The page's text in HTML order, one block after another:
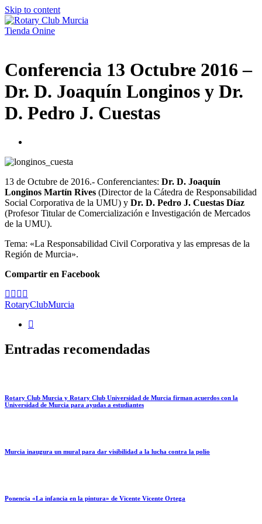
Skip to content
Tienda Onine
Conferencia 13 Octubre 2016 –
Dr. D. Joaquín Longinos y Dr.
D. Pedro J. Cuestas
13 de Octubre de 2016.- Conferenciantes: Dr. D. Joaquín
Longinos Martín Rives (Director de la Cátedra de Responsabilidad
Social Corporativa de la UMU) y Dr. D. Pedro J. Cuestas Díaz
(Profesor Titular de Comercialización e Investigación de Mercados
de la UMU).
Tema: «La Responsabilidad Civil Corporativa y las empresas de la
Región de Murcia».
Compartir en Facebook
RotaryClubMurcia
Entradas recomendadas
Rotary Club Murcia y Rotary Club Universidad de Murcia firman acuerdos con la
Universidad de Murcia para ayudas a estudiantes
Murcia inaugura un mural para dar visibilidad a la lucha contra la polio
Ponencia «La infancia en la pintura» de Vicente Vicente Ortega